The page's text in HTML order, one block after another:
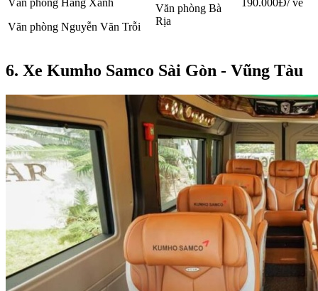
Văn phòng Nguyễn Văn Trỗi
Văn phòng Bà
Rịa
6. Xe Kumho Samco Sài Gòn - Vũng Tàu